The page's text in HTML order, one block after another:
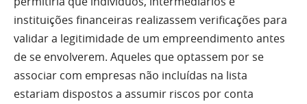
instituições financeiras realizassem verificações para
validar a legitimidade de um empreendimento antes
de se envolverem. Aqueles que optassem por se
associar com empresas não incluídas na lista
estariam dispostos a assumir riscos por conta